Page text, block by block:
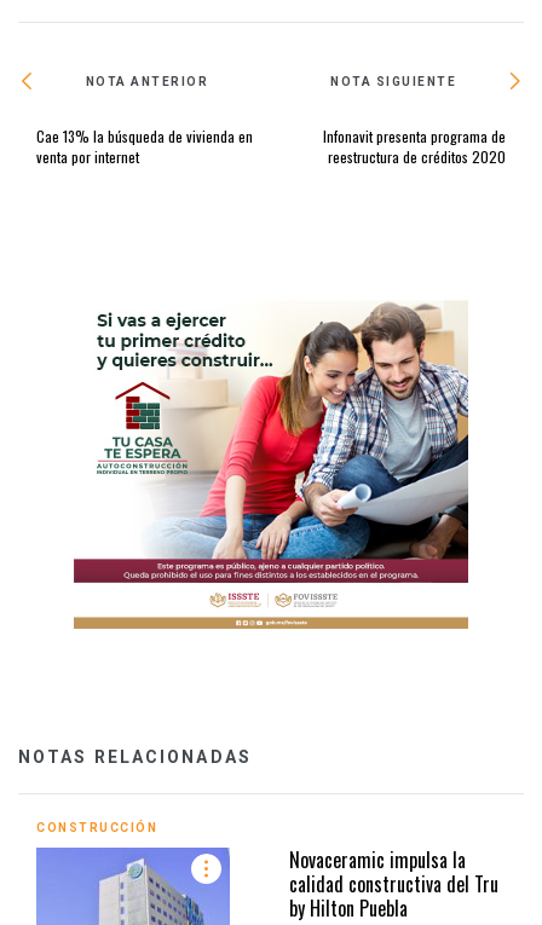
NOTA ANTERIOR
Cae 13% la búsqueda de vivienda en
venta por internet
NOTA SIGUIENTE
Infonavit presenta programa de
reestructura de créditos 2020
NOTAS RELACIONADAS
CONSTRUCCIÓN
Novaceramic impulsa la
calidad constructiva del Tru
by Hilton Puebla